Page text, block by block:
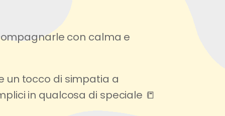
con calma e
un tocco di simpatia a
in qualcosa di speciale 📒